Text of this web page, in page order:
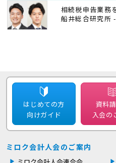
相続税申告業務
船井総合研究所 -
はじめての方
向けガイド
資料
入会の
ミロク会計人会のご案内